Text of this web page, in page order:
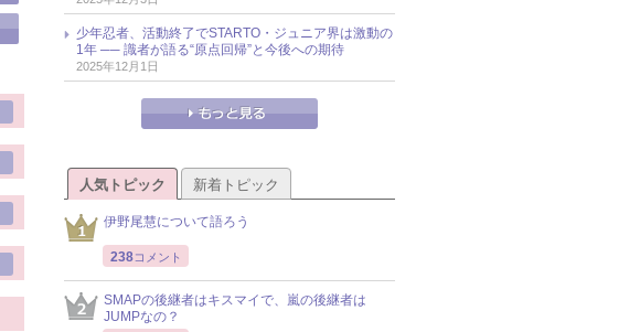
少年忍者、活動終了でSTARTO・ジュニア界は激動の
1年 ── 識者が語る“原点回帰”と今後への期待
2025年12月1日
人気トピック 新着トピック
伊野尾慧について語ろう
238コメント
SMAPの後継者はキスマイで、嵐の後継者は
JUMPなの？